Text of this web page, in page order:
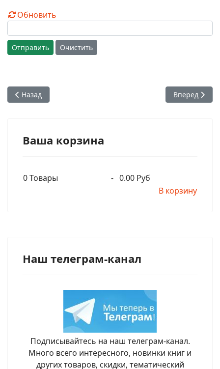
Обновить
Отправить Очистить
Предыдущий: Глава 09. Часть 06. Чем отличается карми от
Назад Следующий:
Вперед
Ваша корзина
0Товары - 0.00 Руб
В корзину
Наш телеграм-канал
Подписывайтесь на наш телеграм-канал.
Много всего интересного, новинки книг и
других товаров, скидки, тематический